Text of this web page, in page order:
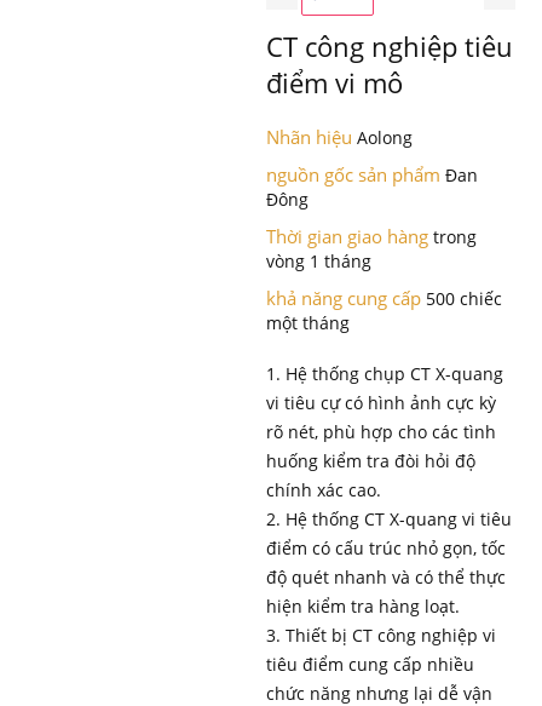
CT công nghiệp tiêu
điểm vi mô
Nhãn hiệu Aolong
nguồn gốc sản phẩm Đan
Đông
Thời gian giao hàng trong
vòng 1 tháng
khả năng cung cấp 500 chiếc
một tháng
1. Hệ thống chụp CT X-quang
vi tiêu cự có hình ảnh cực kỳ
rõ nét, phù hợp cho các tình
huống kiểm tra đòi hỏi độ
chính xác cao.
2. Hệ thống CT X-quang vi tiêu
điểm có cấu trúc nhỏ gọn, tốc
độ quét nhanh và có thể thực
hiện kiểm tra hàng loạt.
3. Thiết bị CT công nghiệp vi
tiêu điểm cung cấp nhiều
chức năng nhưng lại dễ vận